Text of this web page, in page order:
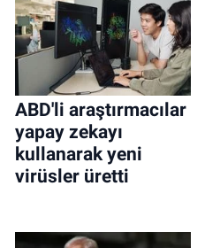
ABD'li araştırmacılar
yapay zekayı
kullanarak yeni
virüsler üretti